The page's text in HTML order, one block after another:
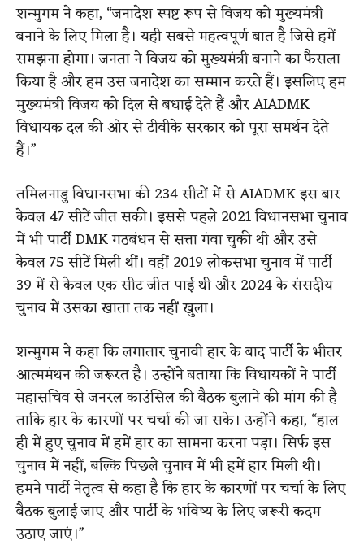
शन्मुगम ने कहा, “जनादेश स्पष्ट रूप से विजय को मुख्यमंत्री
बनाने के लिए मिला है। यही सबसे महत्वपूर्ण बात है जिसे हमें
समझना होगा। जनता ने विजय को मुख्यमंत्री बनाने का फैसला
किया है और हम उस जनादेश का सम्मान करते हैं। इसलिए हम
मुख्यमंत्री विजय को दिल से बधाई देते हैं और AIADMK
विधायक दल की ओर से टीवीके सरकार को पूरा समर्थन देते
हैं।”
तमिलनाडु विधानसभा की 234 सीटों में से AIADMK इस बार
केवल 47 सीटें जीत सकी। इससे पहले 2021 विधानसभा चुनाव
में भी पार्टी DMK गठबंधन से सत्ता गंवा चुकी थी और उसे
केवल 75 सीटें मिली थीं। वहीं 2019 लोकसभा चुनाव में पार्टी
39 में से केवल एक सीट जीत पाई थी और 2024 के संसदीय
चुनाव में उसका खाता तक नहीं खुला।
शन्मुगम ने कहा कि लगातार चुनावी हार के बाद पार्टी के भीतर
आत्ममंथन की जरूरत है। उन्होंने बताया कि विधायकों ने पार्टी
महासचिव से जनरल काउंसिल की बैठक बुलाने की मांग की है
ताकि हार के कारणों पर चर्चा की जा सके। उन्होंने कहा, “हाल
ही में हुए चुनाव में हमें हार का सामना करना पड़ा। सिर्फ इस
चुनाव में नहीं, बल्कि पिछले चुनाव में भी हमें हार मिली थी।
हमने पार्टी नेतृत्व से कहा है कि हार के कारणों पर चर्चा के लिए
बैठक बुलाई जाए और पार्टी के भविष्य के लिए जरूरी कदम
उठाए जाएं।”